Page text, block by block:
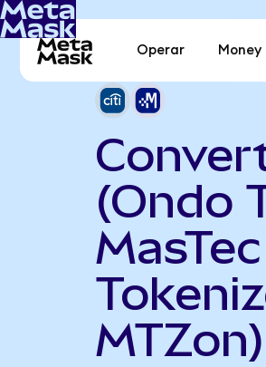
Operar Money
(Ondo
MTZon)